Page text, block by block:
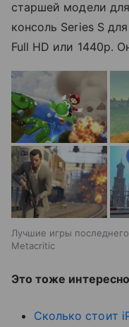
старшей модели
консоль Series S
Full HD или 1440p.
Лучшие игры
Metacritic
Это тоже
Сколько стоит